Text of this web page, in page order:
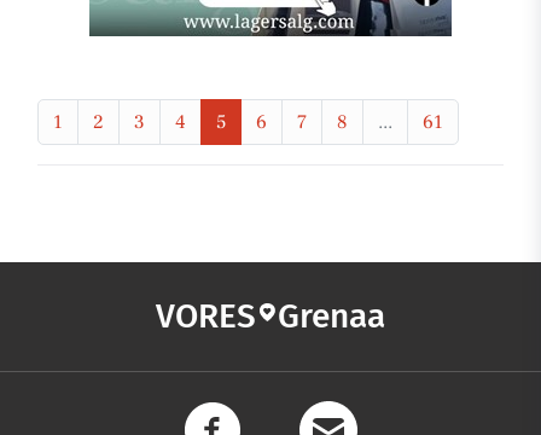
1 2 3 4 5 6 7 8 ... 61
VORES Grenaa